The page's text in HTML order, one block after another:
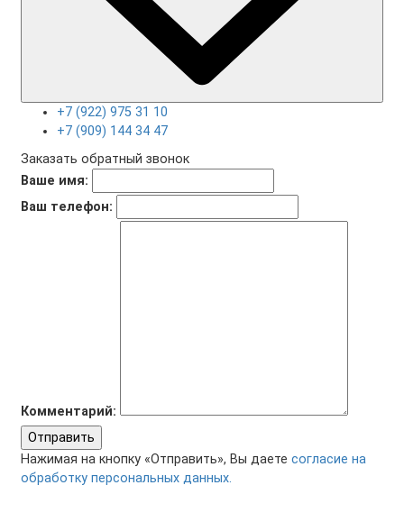
+7 (922) 975 31 10
+7 (909) 144 34 47
Заказать обратный звонок
Ваше имя:
Ваш телефон:
Комментарий:
Отправить
Нажимая на кнопку «Отправить», Вы даете согласие на
обработку персональных данных.